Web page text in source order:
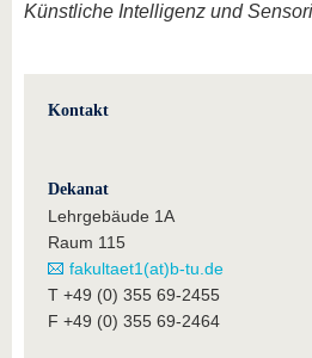
Künstliche Intelligenz und
Kontakt
Dekanat
Lehrgebäude 1A
Raum 115
fakultaet1(at)b-tu.de
T +49 (0) 355 69-2455
F +49 (0) 355 69-2464